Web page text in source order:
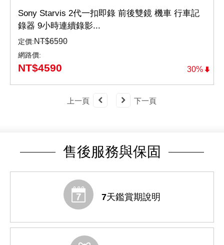
30%
Sony Starvis 2代一扣即錄 前後雙鏡 機車 行車記
錄器 9小時連續錄影...
定價:NT$6590
網路價:
NT$4590
上一頁 下一頁
售後服務與保固
7天鑑賞期說明